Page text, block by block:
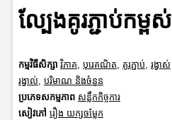
ល្បែងគូរភ្ជាប់កម្ពស់
កម្មវិធីសិក្សា វិភាគ បុរេគណិត គូរភ្ជាប់, រង្វាស់
រង្វាល់ បរិមាណ និងចំនួន
ប្រភេទសកម្មភាព សន្លឹកកិច្ចការ
សៀវភៅ រឿង យក្សចម្លែក